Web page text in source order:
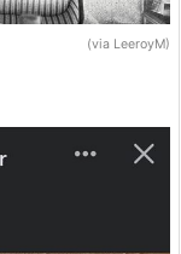
(via LeeroyM)